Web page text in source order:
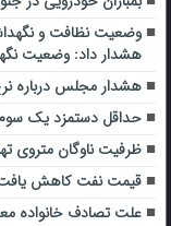
وضعیت نظافت و
هشدار داد: وضعیت
هشدار مجلس درباره نرخ تورم در ۱۴۰۴ | سال
حداقل دستمزد یک
ظرفیت ناوگان متروی تهران طی ۳.۵ سال
قیمت نفت کاهش یافت
علت تصادف خانواده